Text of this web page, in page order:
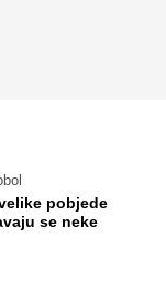
pobjede
se neke